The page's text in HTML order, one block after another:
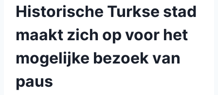
Historische Turkse stad
maakt zich op voor het
mogelijke bezoek van
paus